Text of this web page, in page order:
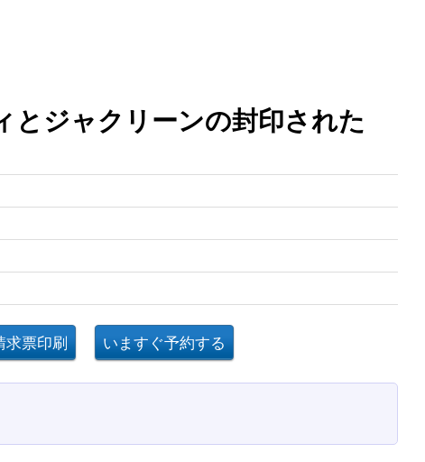
ジャクリーンの封印された